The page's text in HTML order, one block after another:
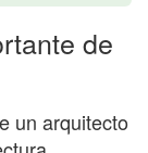
de
un arquitecto